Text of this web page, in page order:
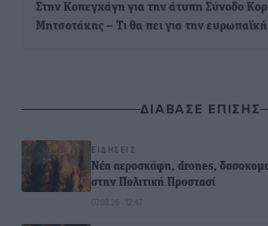
Στην Κοπεγχάγη για την άτυπη Σύνοδο
Μητσοτάκης – Τι θα πει για την
ΔΙΑΒΑΣΕ ΕΠΙΣΗΣ
ΕΙΔΉΣΕΙΣ
Νέα αεροσκάφη, drones,
στην Πολιτική Προστασί
07.08.26 · 12:47